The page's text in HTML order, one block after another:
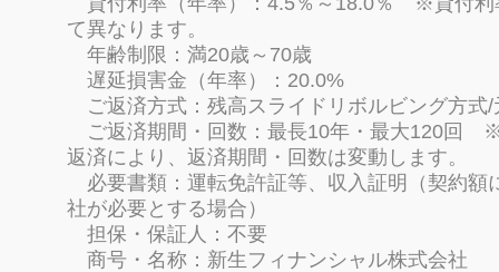
て異なります。
年齢制限：満20歳～70歳
遅延損害金（年率）：20.0%
ご返済方式：残高スライドリボルビング方式
ご返済期間・回数：最長10年・最大120回
返済により、返済期間・回数は変動します。
必要書類：運転免許証等、収入証明（契約額
社が必要とする場合）
担保・保証人：不要
商号・名称：新生フィナンシャル株式会社